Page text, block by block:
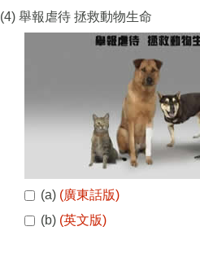
(4) 舉報虐待 拯救動物生命
(a) (廣東話版)
(b) (英文版)